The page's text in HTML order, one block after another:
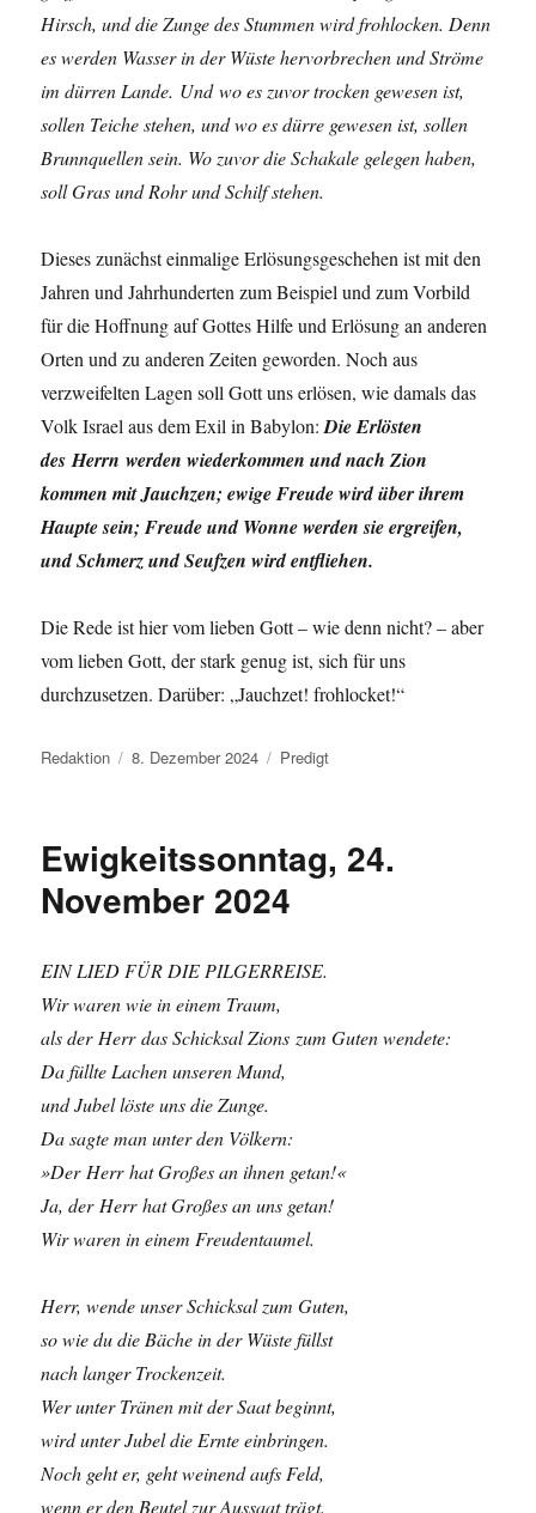
Hirsch, und die Zunge des Stummen wird frohlocken. Denn
es werden Wasser in der Wüste hervorbrechen und Ströme
im dürren Lande. Und wo es zuvor trocken gewesen ist,
sollen Teiche stehen, und wo es dürre gewesen ist, sollen
Brunnquellen sein. Wo zuvor die Schakale gelegen haben,
soll Gras und Rohr und Schilf stehen.
Dieses zunächst einmalige Erlösungsgeschehen ist mit den
Jahren und Jahrhunderten zum Beispiel und zum Vorbild
für die Hoffnung auf Gottes Hilfe und Erlösung an anderen
Orten und zu anderen Zeiten geworden. Noch aus
verzweifelten Lagen soll Gott uns erlösen, wie damals das
Volk Israel aus dem Exil in Babylon:Die Erlösten
des Herrn werden wiederkommen und nach Zion
kommen mit Jauchzen; ewige Freude wird über ihrem
Haupte sein; Freude und Wonne werden sie ergreifen,
und Schmerz und Seufzen wird entfliehen.
Die Rede ist hier vom lieben Gott – wie denn nicht? – aber
vom lieben Gott, der stark genug ist, sich für uns
durchzusetzen. Darüber: „Jauchzet! frohlocket!“
Autor
Redaktion
Veröffentlicht
8. Dezember 2024 Kategorien
Predigt
Ewigkeitssonntag, 24.
November 2024
EIN LIED FÜR DIE PILGERREISE.
Wir waren wie in einem Traum,
als der Herr das Schicksal Zions zum Guten wendete:
Da füllte Lachen unseren Mund,
und Jubel löste uns die Zunge.
Da sagte man unter den Völkern:
»Der Herr hat Großes an ihnen getan!«
Ja, der Herr hat Großes an uns getan!
Wir waren in einem Freudentaumel.
Herr, wende unser Schicksal zum Guten,
so wie du die Bäche in der Wüste füllst
nach langer Trockenzeit.
Wer unter Tränen mit der Saat beginnt,
wird unter Jubel die Ernte einbringen.
Noch geht er, geht weinend aufs Feld,
wenn er den Beutel zur Aussaat trägt.